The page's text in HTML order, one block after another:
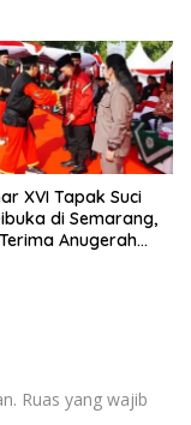
XVI Tapak Suci
di Semarang,
Anugerah
Ruas yang wajib